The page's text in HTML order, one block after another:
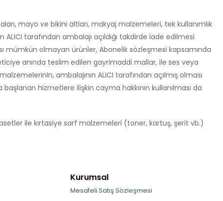
mayo ve bikini altları, makyaj malzemeleri, tek kullanımlık
tarafından ambalajı açıldığı takdirde iade edilmesi
mümkün olmayan ürünler, Abonelik sözleşmesi kapsamında
anında teslim edilen gayrimaddi mallar, ile ses veya
ambalajının ALICI tarafından açılmış olması
hizmetlere ilişkin cayma hakkının kullanılması da
ile kırtasiye sarf malzemeleri (toner, kartuş, şerit vb.)
Kurumsal
Mesafeli Satış Sözleşmesi